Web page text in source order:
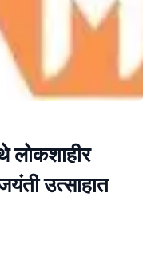
लोकशाहीर
उत्साहात